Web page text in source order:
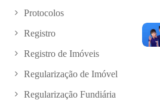
Protocolos
Registro
Registro de Imóveis
Regularização de Imóvel
Regularização Fundiária